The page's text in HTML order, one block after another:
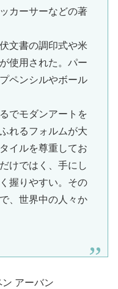
カーサーなどの著
文書の調印式や米
使用された。パー
ペンシルやボール
でモダンアートを
れるフォルムが大
イルを尊重してお
けではく、手にし
握りやすい。その
、世界中の人々か
アーバン